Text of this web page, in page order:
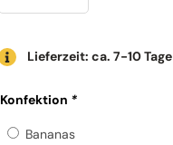
Lieferzeit: ca. 7-10 Tage
Konfektion *
Bananas